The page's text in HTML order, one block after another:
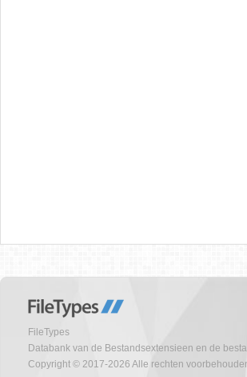
FileTypes
Databank van de Bestandsextensieen en de
Copyright © 2017-2026 Alle rechten